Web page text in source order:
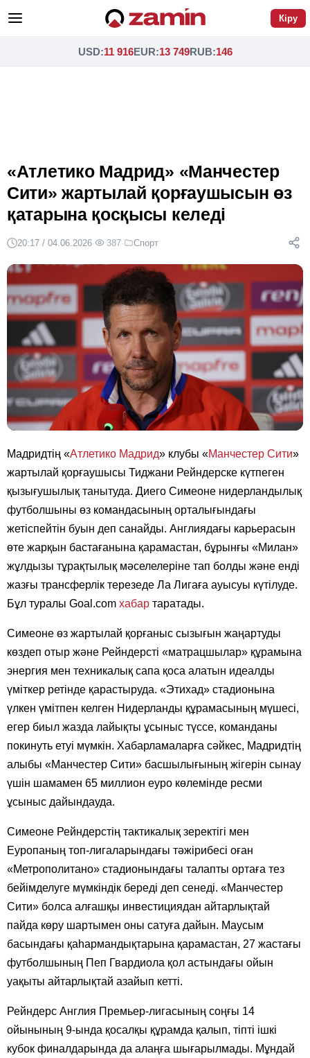
Кіру
USD:11 916EUR:13 749RUB:146
«Атлетико Мадрид» «Манчестер
Сити» жартылай қорғаушысын өз
қатарына қосқысы келеді
20:17 / 04.06.2026· 387· Спорт
Мадридтің «Атлетико Мадрид» клубы «Манчестер Сити»
жартылай қорғаушысы Тиджани Рейндерске күтпеген
қызығушылық танытуда. Диего Симеоне нидерландылық
футболшыны өз командасының орталығындағы
жетіспейтін буын деп санайды. Англиядағы карьерасын
өте жарқын бастағанына қарамастан, бұрынғы «Милан»
жұлдызы тұрақтылық мәселелеріне тап болды және енді
жазғы трансферлік терезеде Ла Лигаға ауысуы күтілуде.
Бұл туралы Goal.com хабар таратады.
Симеоне өз жартылай қорғаныс сызығын жаңартуды
көздеп отыр және Рейндерсті «матрацшылар» құрамына
энергия мен техникалық сапа қоса алатын идеалды
үміткер ретінде қарастыруда. «Этихад» стадионына
үлкен үмітпен келген Нидерланды құрамасының мүшесі,
егер биыл жазда лайықты ұсыныс түссе, команданы
покинуть етуі мүмкін. Хабарламаларға сәйкес, Мадридтің
алыбы «Манчестер Сити» басшылығының жігерін сынау
үшін шамамен 65 миллион еуро көлемінде ресми
ұсыныс дайындауда.
Симеоне Рейндерстің тактикалық зеректігі мен
Еуропаның топ-лигаларындағы тәжірибесі оған
«Метрополитано» стадионындағы талапты ортаға тез
бейімделуге мүмкіндік береді деп сенеді. «Манчестер
Сити» болса алғашқы инвестициядан айтарлықтай
пайда көру шартымен оны сатуға дайын. Маусым
басындағы қаһармандықтарына қарамастан, 27 жастағы
футболшының Пеп Гвардиола қол астындағы ойын
уақыты айтарлықтай азайып кетті.
Рейндерс Англия Премьер-лигасының соңғы 14
ойынының 9-ында қосалқы құрамда қалып, тіпті ішкі
кубок финалдарында да алаңға шығарылмады. Мұндай